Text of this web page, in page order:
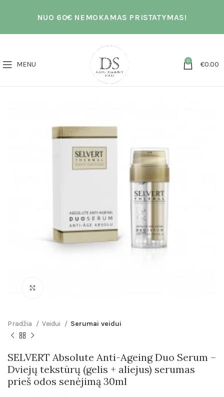
NUO 60€ NEMOKAMAS PRISTATYMAS!
MENU 0 €0.00
Pradžia Veidui Serumai veidui
SELVERT Absolute Anti-Ageing Duo Serum –
Dviejų tekstūrų (gelis + aliejus) serumas
prieš odos senėjimą 30ml